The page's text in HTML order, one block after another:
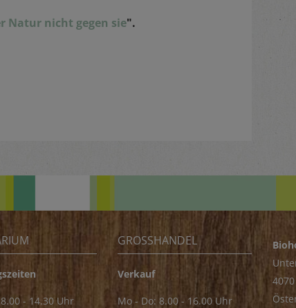
Natur nicht gegen sie".
- 14.30 Uhr
GROSSHANDEL
Verkauf
Mo - Do: 8.00 - 16.00 Uhr